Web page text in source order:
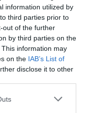
information utilized by
third parties prior to
out of the further
by third parties on the
This information may
on the IAB’s List of
disclose it to other